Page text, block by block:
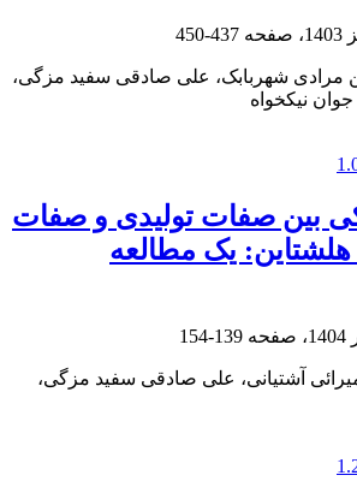
437-450
مرادی شهربابک، علی صادقی سفید مزگی،
نیکخواه
بین صفات تولیدی و صفات
یک مطالعه
139-154
آشتیانی، علی صادقی سفید مزگی،